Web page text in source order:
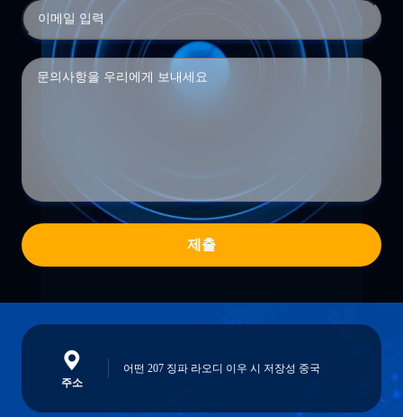
제출
주소
어떤 207 징파 라오디 이우 시 저장성 중국